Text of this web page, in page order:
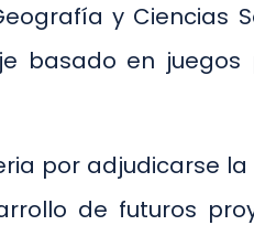
y Ciencias
basado en
por adjudicarse
de futuros